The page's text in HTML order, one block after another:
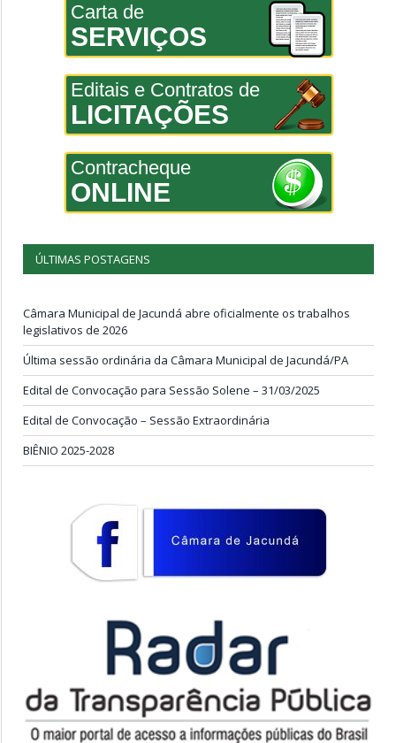
Carta de
SERVIÇOS
Editais e Contratos de
LICITAÇÕES
Contracheque
ONLINE
ÚLTIMAS POSTAGENS
Câmara Municipal de Jacundá abre oficialmente os trabalhos
legislativos de 2026
Última sessão ordinária da Câmara Municipal de Jacundá/PA
Edital de Convocação para Sessão Solene – 31/03/2025
Edital de Convocação – Sessão Extraordinária
BIÊNIO 2025-2028